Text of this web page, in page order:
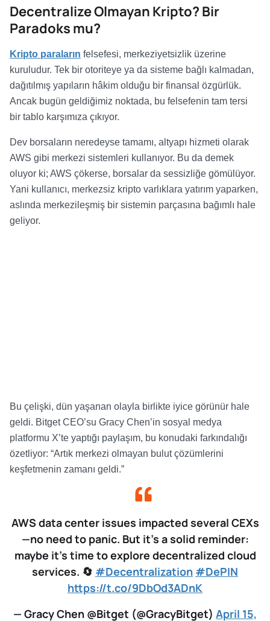
Decentralize Olmayan Kripto? Bir
Paradoks mu?
Kripto paraların felsefesi, merkeziyetsizlik üzerine
kuruludur. Tek bir otoriteye ya da sisteme bağlı kalmadan,
dağıtılmış yapıların hâkim olduğu bir finansal özgürlük.
Ancak bugün geldiğimiz noktada, bu felsefenin tam tersi
bir tablo karşımıza çıkıyor.
Dev borsaların neredeyse tamamı, altyapı hizmeti olarak
AWS gibi merkezi sistemleri kullanıyor. Bu da demek
oluyor ki; AWS çökerse, borsalar da sessizliğe gömülüyor.
Yani kullanıcı, merkezsiz kripto varlıklara yatırım yaparken,
aslında merkezileşmiş bir sistemin parçasına bağımlı hale
geliyor.
Bu çelişki, dün yaşanan olayla birlikte iyice görünür hale
geldi. Bitget CEO’su Gracy Chen’in sosyal medya
platformu X’te yaptığı paylaşım, bu konudaki farkındalığı
özetliyor: “Artık merkezi olmayan bulut çözümlerini
keşfetmenin zamanı geldi.”
AWS data center issues impacted several CEXs
—no need to panic. But it’s a solid reminder:
maybe it’s time to explore decentralized cloud
services. 🔄 #Decentralization #DePIN
https://t.co/9DbOd3ADnK
— Gracy Chen @Bitget (@GracyBitget) April 15,